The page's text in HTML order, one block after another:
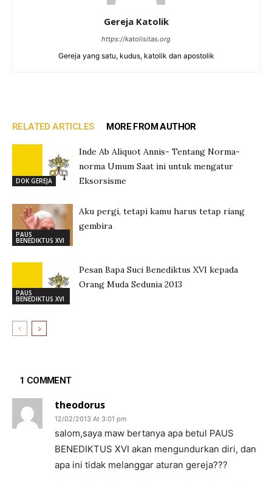
Gereja Katolik
https://katolisitas.org
Gereja yang satu, kudus, katolik dan apostolik
RELATED ARTICLES MORE FROM AUTHOR
DOK GEREJA
Inde Ab Aliquot Annis- Tentang Norma-
norma Umum Saat ini untuk mengatur
Eksorsisme
PAUS
BENEDIKTUS XVI
Aku pergi, tetapi kamu harus tetap riang
gembira
PAUS
BENEDIKTUS XVI
Pesan Bapa Suci Benediktus XVI kepada
Orang Muda Sedunia 2013
1 COMMENT
theodorus
12/02/2013 At 3:01 pm
salom,saya maw bertanya apa betul PAUS
BENEDIKTUS XVI akan mengundurkan diri, dan
apa ini tidak melanggar aturan gereja???